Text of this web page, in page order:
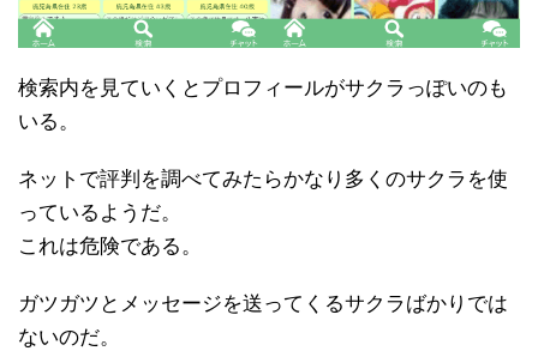
検索内を見ていくとプロフィールがサクラっぽいのも
いる。
ネットで評判を調べてみたらかなり多くのサクラを使
っているようだ。
これは危険である。
ガツガツとメッセージを送ってくるサクラばかりでは
ないのだ。